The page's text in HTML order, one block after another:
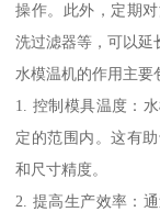
操作。此外，定期
洗过滤器等，可以延
水模温机的作用主要
1. 控制模具温度：
定的范围内。这有
和尺寸精度。
2. 提高生产效率：